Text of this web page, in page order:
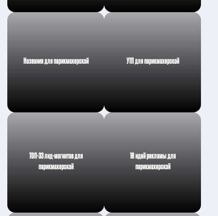
Названия для парикмахерской УТП для парикмахерской
ТОП-33 лид-магнитов для
парикмахерской
18 идей рекламы для
парикмахерской